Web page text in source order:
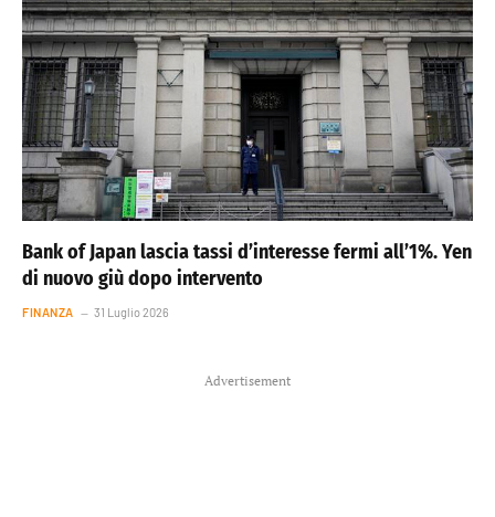
Bank of Japan lascia tassi d’interesse fermi all’1%. Yen
di nuovo giù dopo intervento
FINANZA 31 Luglio 2026
Advertisement